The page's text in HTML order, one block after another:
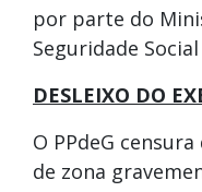
por parte do
Seguridade
DESLEIXO DO
O PPdeG
de zona